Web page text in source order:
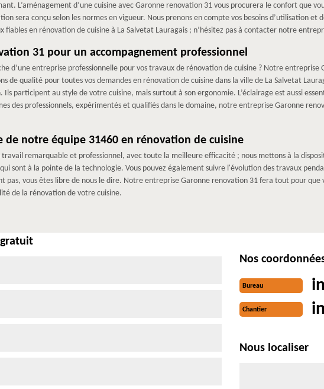
L’aménagement d’une cuisine avec Garonne renovation 31 vous procurera le confort que
sera conçu selon les normes en vigueur. Nous prenons en compte vos besoins d’utilisation
fiables en rénovation de cuisine à La Salvetat Lauragais ; n’hésitez pas à contacter notre
31 pour un accompagnement professionnel
d’une entreprise professionnelle pour vos travaux de rénovation de cuisine ? Notre
de qualité pour toutes vos demandes en rénovation de cuisine dans la ville de La Salvetat
Ils participent au style de votre cuisine, mais surtout à son ergonomie. L’éclairage est aussi
des professionnels, expérimentés et qualifiés dans le domaine, notre entreprise Garonne
de notre équipe 31460 en rénovation de cuisine
travail remarquable et professionnel, avec toute la meilleure efficacité ; nous mettons à la
sont à la pointe de la technologie. Vous pouvez également suivre l'évolution des travaux
pas, vous êtes libre de nous le dire. Notre entreprise Garonne renovation 31 fera tout pour
de la rénovation de votre cuisine.
Nos
Bureau
Chantier
Nous localiser